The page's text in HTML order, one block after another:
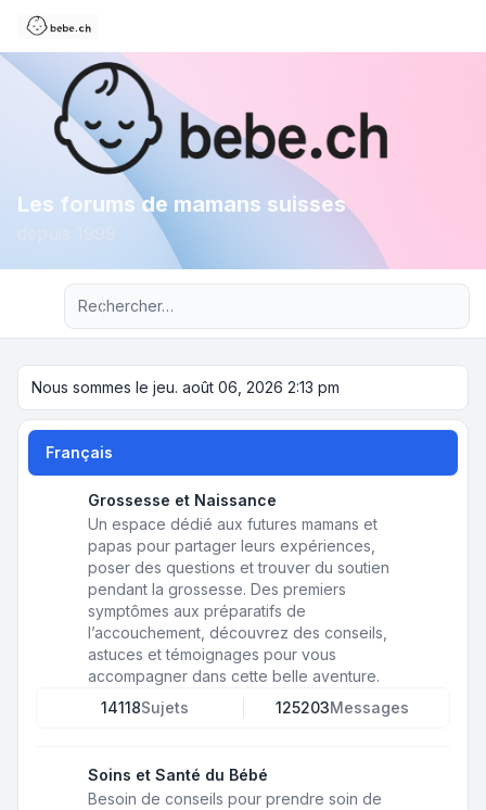
Les forums de mamans suisses
Recherche avancée
Nous sommes le jeu. août 06, 2026 2:13 pm
Français
Grossesse et Naissance
Un espace dédié aux futures mamans et
papas pour partager leurs expériences,
poser des questions et trouver du soutien
pendant la grossesse. Des premiers
symptômes aux préparatifs de
l’accouchement, découvrez des conseils,
astuces et témoignages pour vous
accompagner dans cette belle aventure.
14118Sujets 125203Messages
Soins et Santé du Bébé
Besoin de conseils pour prendre soin de